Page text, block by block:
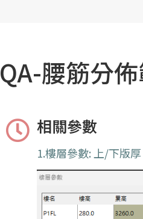
QA-腰筋分
相關參數
1.樓層參數: 上/下版